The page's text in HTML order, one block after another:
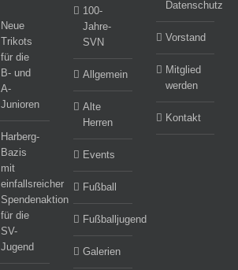
Neue
Trikots
für die
B- und
A-
Junioren
Harberg-
Bazis
mit
einfallsreicher
Spendenaktion
für die
SV-
Jugend
100-
Jahre-
SVN
Allgemein
Alte
Herren
Events
Fußball
Fußballjugend
Galerien
Datenschutz
Vorstand
Mitglied
werden
Kontakt